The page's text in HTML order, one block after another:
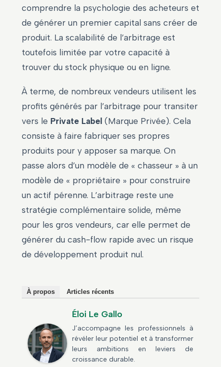
comprendre la psychologie des acheteurs et
de générer un premier capital sans créer de
produit. La scalabilité de l’arbitrage est
toutefois limitée par votre capacité à
trouver du stock physique ou en ligne.
À terme, de nombreux vendeurs utilisent les
profits générés par l’arbitrage pour transiter
vers le Private Label (Marque Privée). Cela
consiste à faire fabriquer ses propres
produits pour y apposer sa marque. On
passe alors d’un modèle de « chasseur » à un
modèle de « propriétaire » pour construire
un actif pérenne. L’arbitrage reste une
stratégie complémentaire solide, même
pour les gros vendeurs, car elle permet de
générer du cash-flow rapide avec un risque
de développement produit nul.
À propos Articles récents
Éloi Le Gallo
J’accompagne les professionnels à
révéler leur potentiel et à transformer
leurs ambitions en leviers de
croissance durable.